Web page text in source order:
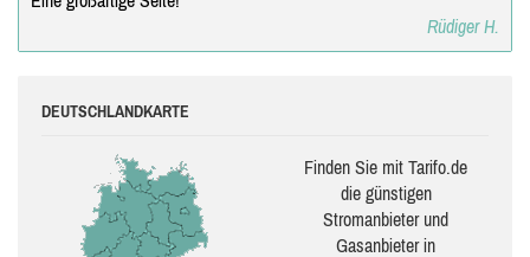
Rüdiger H.
DEUTSCHLANDKARTE
Finden Sie mit Tarifo.de
die güns­ti­gen
Stromanbieter und
Gasanbieter in